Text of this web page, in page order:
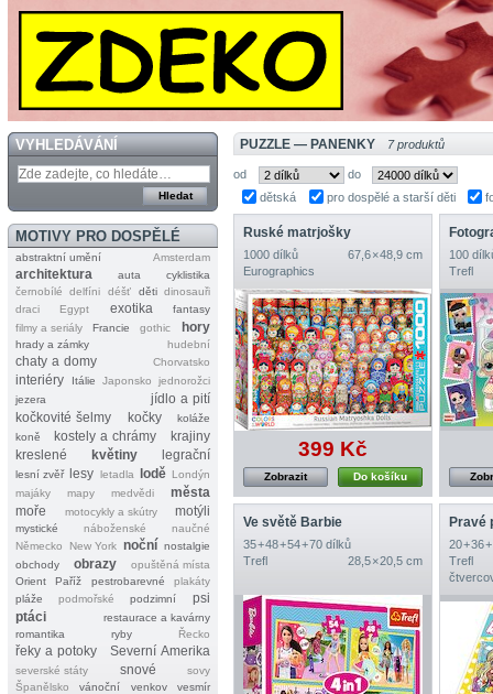
VYHLEDÁVÁNÍ
MOTIVY PRO DOSPĚLÉ
abstraktní umění Amsterdam
architektura auta
cyklistika
černobílé
delfíni déšť děti dinosauři
draci
Egypt exotika
fantasy
filmy a seriály
Francie gothic hory
hrady a zámky hudební
chaty a domy Chorvatsko
interiéry Itálie Japonsko
jednorožci
jezera
jídlo a pití
kočkovité šelmy
kočky
koláže
koně
kostely a chrámy
krajiny
kreslené
květiny legrační
lesní zvěř lesy letadla lodě Londýn
majáky
mapy medvědi
města
moře
motocykly a skútry motýli
mystické náboženské
naučné
Německo
New York noční nostalgie
obchody
obrazy
opuštěná místa
Orient
Paříž pestrobarevné
plakáty
pláže
podmořské podzimní
psi
ptáci
restaurace a kavárny
romantika
ryby Řecko
řeky a potoky Severní Amerika
severské státy snové
sovy
Španělsko
vánoční venkov
vesmír
PUZZLE — PANENKY 7 produktů
od
do
dětská
pro dospělé a starší děti
Ruské matrjošky
1000 dílků
67,6 × 48,9 cm
Eurographics
399 Kč
Do košíku
Zobrazit
100
Trefl
Ve světě Barbie
35 + 48 + 54 + 70 dílků
28,5 × 20,5 cm
Trefl
Pravé
20 + 36
Trefl